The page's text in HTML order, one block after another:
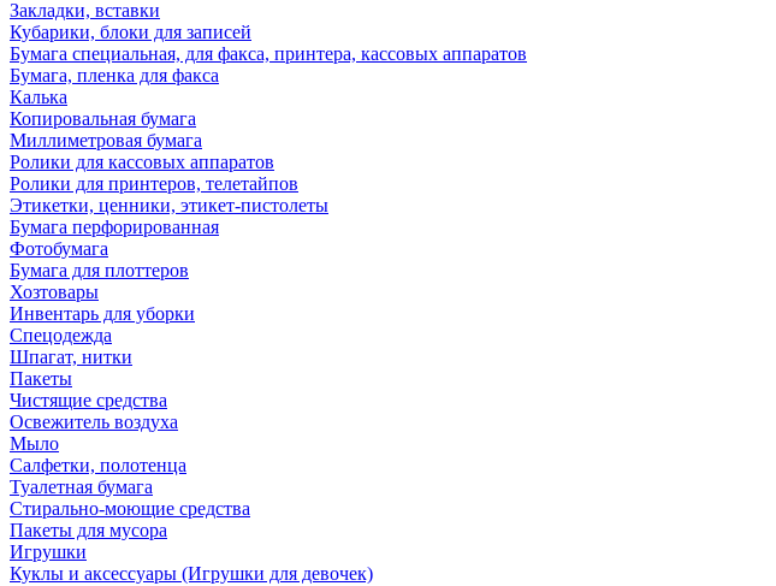
Закладки, вставки
Кубарики, блоки для записей
Бумага специальная, для факса, принтера, кассовых аппаратов
Бумага, пленка для факса
Калька
Копировальная бумага
Миллиметровая бумага
Ролики для кассовых аппаратов
Ролики для принтеров, телетайпов
Этикетки, ценники, этикет-пистолеты
Бумага перфорированная
Фотобумага
Бумага для плоттеров
Хозтовары
Инвентарь для уборки
Спецодежда
Шпагат, нитки
Пакеты
Чистящие средства
Освежитель воздуха
Мыло
Салфетки, полотенца
Туалетная бумага
Стирально-моющие средства
Пакеты для мусора
Игрушки
Куклы и аксессуары (Игрушки для девочек)